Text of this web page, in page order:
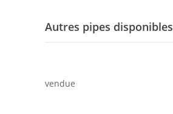
Autres pipes disponibles
vendue